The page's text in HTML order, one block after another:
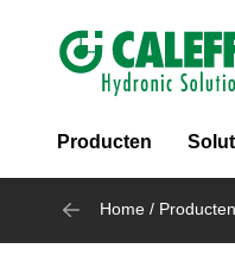
Header
Producten
Home / Producten